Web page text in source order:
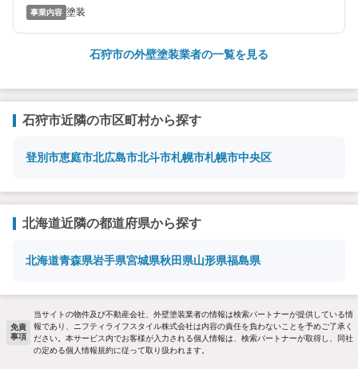
事業内容 塗装
石狩市の外壁塗装業者の一覧を見る
石狩市近隣の市区町村から探す
登別市恵庭市北広島市北斗市札幌市札幌市中央区
北海道近隣の都道府県から探す
北海道青森県岩手県宮城県秋田県山形県福島県
免責
事項
当サイトの物件及び不動産会社、外壁塗装業者の情報は検索パートナーが提供している情
報であり、ニフティライフスタイル株式会社は内容の責任を負わないことを予めご了承く
ださい。本サービス内でお客様が入力される個人情報は、検索パートナーが取得し、同社
の定める個人情報規約に従って取り扱われます。